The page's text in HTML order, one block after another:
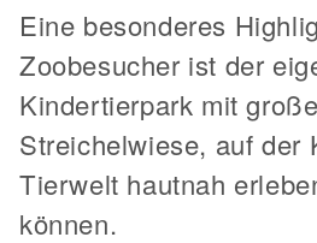
Eine besonderes
Zoobesucher ist der
Kindertierpark mit
Streichelwiese, auf der
Tierwelt hautnah
können.